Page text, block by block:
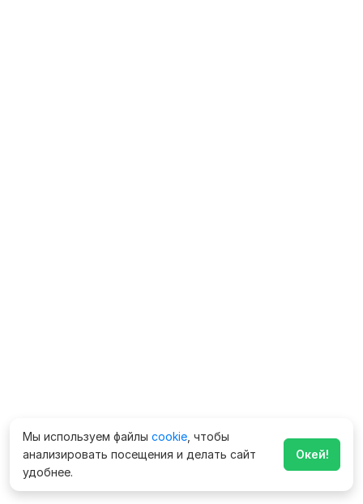
Мы используем файлы cookie , чтобы
анализировать посещения и делать сайт
удобнее.
Окей!